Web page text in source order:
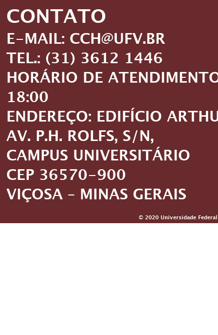
CONTATO
E-MAIL: CCH@UFV.BR
TEL.: (31) 3612 1446
HORÁRIO DE
18:00
ENDEREÇO: EDIFÍCIO
AV. P.H. ROLFS, S/N,
CAMPUS UNIVERSITÁRIO
CEP 36570-900
VIÇOSA – MINAS GERAIS
© 2020 Universidade